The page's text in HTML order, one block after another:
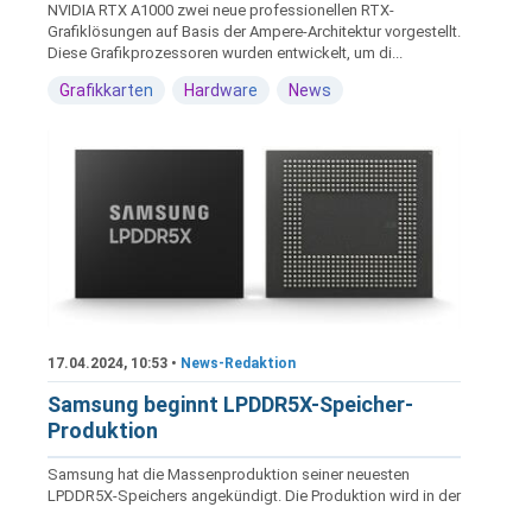
NVIDIA RTX A1000 zwei neue professionellen RTX-
Grafiklösungen auf Basis der Ampere-Architektur vorgestellt.
Diese Grafikprozessoren wurden entwickelt, um di...
Grafikkarten Hardware News
17.04.2024, 10:53 • News-Redaktion
Samsung beginnt LPDDR5X-Speicher-
Produktion
Samsung hat die Massenproduktion seiner neuesten
LPDDR5X-Speichers angekündigt. Die Produktion wird in der